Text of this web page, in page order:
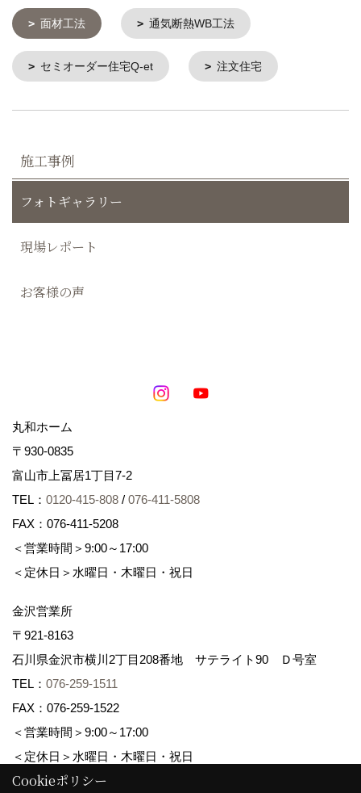
面材工法 通気断熱WB工法
セミオーダー住宅Q-et 注文住宅
施工事例
フォトギャラリー
現場レポート
お客様の声
丸和ホーム
〒930-0835
富山市上冨居1丁目7-2
TEL： 0120-415-808 / 076-411-5808
FAX：076-411-5208
＜営業時間＞9:00～17:00
＜定休日＞水曜日・木曜日・祝日
金沢営業所
〒921-8163
石川県金沢市横川2丁目208番地 サテライト90 Ｄ号室
TEL： 076-259-1511
FAX：076-259-1522
＜営業時間＞9:00～17:00
＜定休日＞水曜日・木曜日・祝日
Cookieポリシー